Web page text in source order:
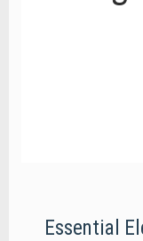
Essential